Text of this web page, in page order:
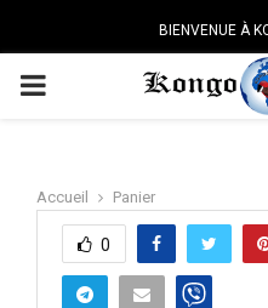
BIENVENUE À
PRIMARY
Accueil Panier
0